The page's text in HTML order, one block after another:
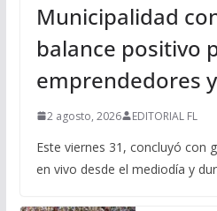
Municipalidad
balance positivo
emprendedores
2 agosto, 2026 EDITORIAL FL
Este viernes 31, concluyó con
en vivo desde el mediodía y